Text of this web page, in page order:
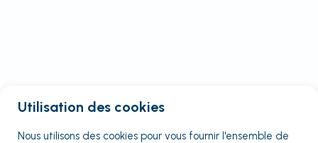
Utilisation des cookies
Nous utilisons des cookies pour vous fournir l'ensemble de